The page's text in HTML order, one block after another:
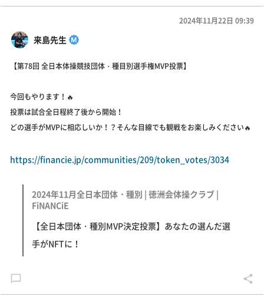
来島先生
2024年11月22日 09:39
【第78回 全日本体操競技団体・種目別選手権MVP投票】
今回もやります！🔥
投票は試合全日程終了後から開始！
どの選手がMVPに相応しいか！？そんな目線でも観戦をお楽しみください🔥
https://financie.jp/communities/209/token_votes/3034
2024年11月全日本団体・種別 | 徳洲会体操クラブ |
FiNANCiE
【全日本団体・種別MVP決定投票】あなたの選んだ選
手がNFTに！